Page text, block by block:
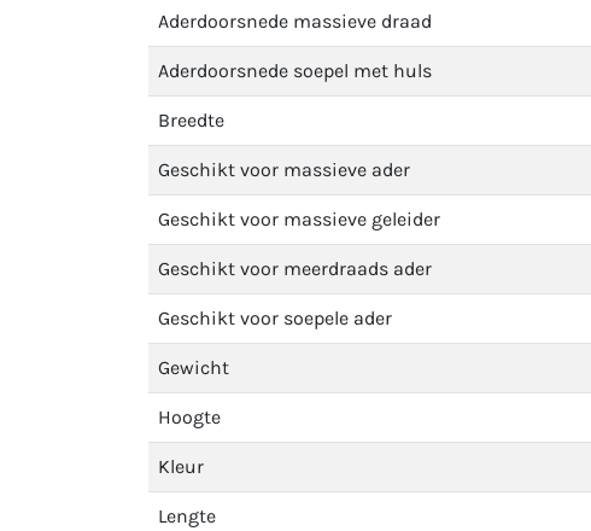
Aderdoorsnede massieve draad
Aderdoorsnede soepel met huls
Breedte
Geschikt voor massieve ader
Geschikt voor massieve geleider
Geschikt voor meerdraads ader
Geschikt voor soepele ader
Gewicht
Hoogte
Kleur
Lengte